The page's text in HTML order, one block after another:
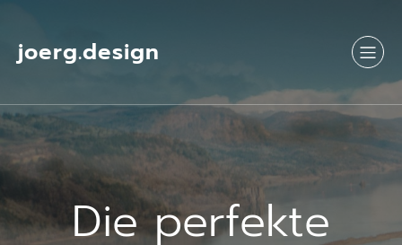
joerg.design
Die perfekte